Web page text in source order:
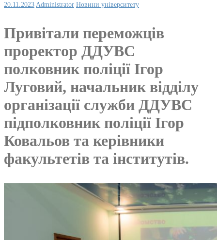
20.11.2023 Administrator Новини університету
Привітали переможців
проректор ДДУВС
полковник поліції Ігор
Луговий, начальник відділу
організації служби ДДУВС
підполковник поліції Ігор
Ковальов та керівники
факультетів та інститутів.